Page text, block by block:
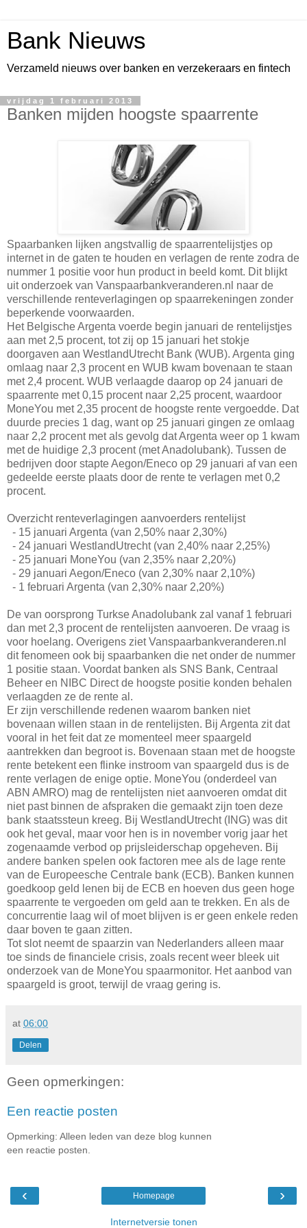
Bank Nieuws
Verzameld nieuws over banken en verzekeraars en fintech
vrijdag 1 februari 2013
Banken mijden hoogste spaarrente
Spaarbanken lijken angstvallig de spaarrentelijstjes op
internet in de gaten te houden en verlagen de rente zodra de
nummer 1 positie voor hun product in beeld komt. Dit blijkt
uit onderzoek van Vanspaarbankveranderen.nl naar de
verschillende renteverlagingen op spaarrekeningen zonder
beperkende voorwaarden.
Het Belgische Argenta voerde begin januari de rentelijstjes
aan met 2,5 procent, tot zij op 15 januari het stokje
doorgaven aan WestlandUtrecht Bank (WUB). Argenta ging
omlaag naar 2,3 procent en WUB kwam bovenaan te staan
met 2,4 procent. WUB verlaagde daarop op 24 januari de
spaarrente met 0,15 procent naar 2,25 procent, waardoor
MoneYou met 2,35 procent de hoogste rente vergoedde. Dat
duurde precies 1 dag, want op 25 januari gingen ze omlaag
naar 2,2 procent met als gevolg dat Argenta weer op 1 kwam
met de huidige 2,3 procent (met Anadolubank). Tussen de
bedrijven door stapte Aegon/Eneco op 29 januari af van een
gedeelde eerste plaats door de rente te verlagen met 0,2
procent.
Overzicht renteverlagingen aanvoerders rentelijst
- 15 januari Argenta (van 2,50% naar 2,30%)
- 24 januari WestlandUtrecht (van 2,40% naar 2,25%)
- 25 januari MoneYou (van 2,35% naar 2,20%)
- 29 januari Aegon/Eneco (van 2,30% naar 2,10%)
- 1 februari Argenta (van 2,30% naar 2,20%)
De van oorsprong Turkse Anadolubank zal vanaf 1 februari
dan met 2,3 procent de rentelijsten aanvoeren. De vraag is
voor hoelang. Overigens ziet Vanspaarbankveranderen.nl
dit fenomeen ook bij spaarbanken die net onder de nummer
1 positie staan. Voordat banken als SNS Bank, Centraal
Beheer en NIBC Direct de hoogste positie konden behalen
verlaagden ze de rente al.
Er zijn verschillende redenen waarom banken niet
bovenaan willen staan in de rentelijsten. Bij Argenta zit dat
vooral in het feit dat ze momenteel meer spaargeld
aantrekken dan begroot is. Bovenaan staan met de hoogste
rente betekent een flinke instroom van spaargeld dus is de
rente verlagen de enige optie. MoneYou (onderdeel van
ABN AMRO) mag de rentelijsten niet aanvoeren omdat dit
niet past binnen de afspraken die gemaakt zijn toen deze
bank staatssteun kreeg. Bij WestlandUtrecht (ING) was dit
ook het geval, maar voor hen is in november vorig jaar het
zogenaamde verbod op prijsleiderschap opgeheven. Bij
andere banken spelen ook factoren mee als de lage rente
van de Europeesche Centrale bank (ECB). Banken kunnen
goedkoop geld lenen bij de ECB en hoeven dus geen hoge
spaarrente te vergoeden om geld aan te trekken. En als de
concurrentie laag wil of moet blijven is er geen enkele reden
daar boven te gaan zitten.
Tot slot neemt de spaarzin van Nederlanders alleen maar
toe sinds de financiele crisis, zoals recent weer bleek uit
onderzoek van de MoneYou spaarmonitor. Het aanbod van
spaargeld is groot, terwijl de vraag gering is.
at 06:00
Delen
Geen opmerkingen:
Een reactie posten
Opmerking: Alleen leden van deze blog kunnen
een reactie posten.
‹ ›
Homepage
Internetversie tonen